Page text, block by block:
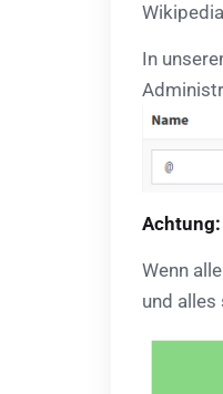
In
Achtung:
Wenn
und alles